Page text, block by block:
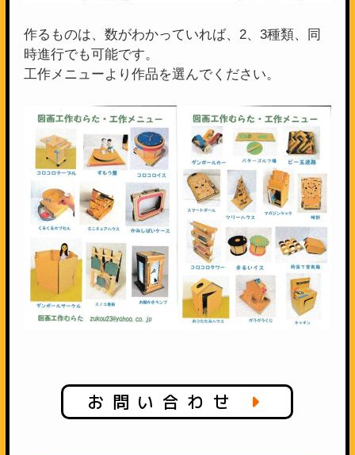
作るものは、数がわかっていれば、2、3種類、同
時進行でも可能です。
工作メニューより作品を選んでください。
お問い合わせ